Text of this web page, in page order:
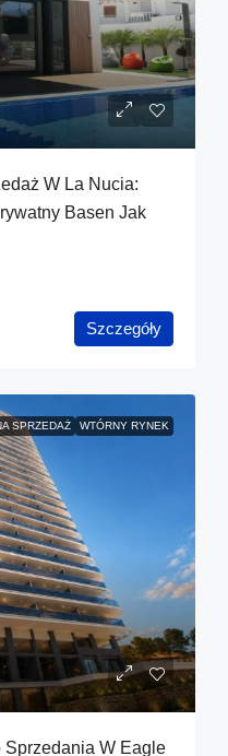
W La Nucia:
Basen Jak
Szczegóły
SPRZEDAŻ WTÓRNY RYNEK
Sprzedania W Eagle